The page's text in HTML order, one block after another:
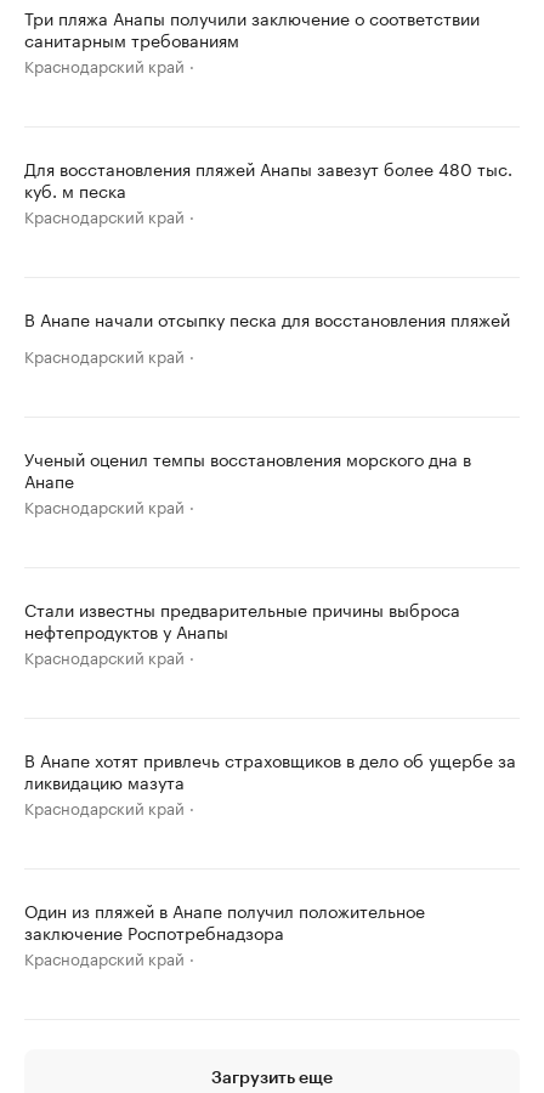
Три пляжа Анапы получили заключение о соответствии
санитарным требованиям
Краснодарский край
Для восстановления пляжей Анапы завезут более 480 тыс.
куб. м песка
Краснодарский край
В Анапе начали отсыпку песка для восстановления пляжей
Краснодарский край
Ученый оценил темпы восстановления морского дна в
Анапе
Краснодарский край
Стали известны предварительные причины выброса
нефтепродуктов у Анапы
Краснодарский край
В Анапе хотят привлечь страховщиков в дело об ущербе за
ликвидацию мазута
Краснодарский край
Один из пляжей в Анапе получил положительное
заключение Роспотребнадзора
Краснодарский край
Загрузить еще